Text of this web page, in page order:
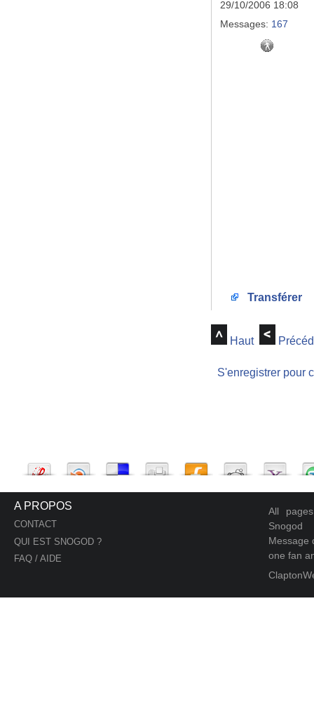
29/10/2006 18:08
Messages: 167
Transférer
Haut
S'enregistrer pour
A PROPOS
CONTACT
QUI EST SNOGOD ?
FAQ / AIDE
All
Snogod
Message
one fan